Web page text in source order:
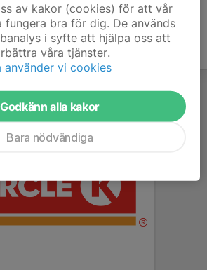
av kakor (cookies) för att vår
fungera bra för dig. De används
i syfte att hjälpa oss att
våra tjänster.
använder vi cookies
Godkänn alla kakor
Bara nödvändiga